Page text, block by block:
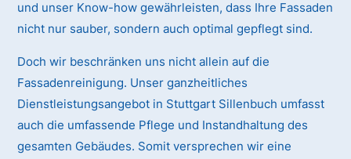
und unser Know-how gewährleisten, dass Ihre Fassaden
nicht nur sauber, sondern auch optimal gepflegt sind.
Doch wir beschränken uns nicht allein auf die
Fassadenreinigung. Unser ganzheitliches
Dienstleistungsangebot in Stuttgart Sillenbuch umfasst
auch die umfassende Pflege und Instandhaltung des
gesamten Gebäudes. Somit versprechen wir eine